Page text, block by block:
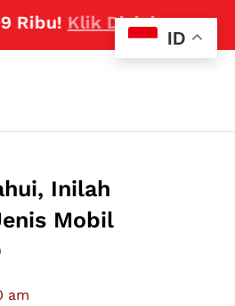
Klik Disini
Inilah
Mobil
am
ID